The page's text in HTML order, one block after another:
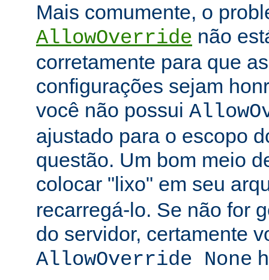
Mais comumente, o
AllowOverride não
corretamente para que
configurações sejam
você não possui
ajustado para o escopo
questão. Um bom meio
colocar "lixo" em seu
recarregá-lo. Se não for
do servidor, certamente
AllowOverride None